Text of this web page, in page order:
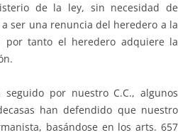
de la ley, sin necesidad de
ser una renuncia del heredero a la
por tanto el heredero adquiere la
por nuestro C.C., algunos
han defendido que nuestro
basándose en los arts. 657